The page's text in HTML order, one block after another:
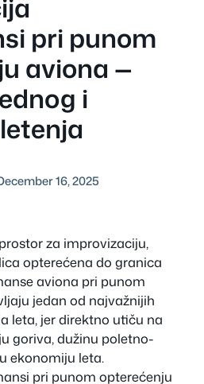
pri punom
aviona —
i
16, 2025
za improvizaciju,
opterećena do granica
aviona pri punom
jedan od najvažnijih
leta, jer direktno utiču na
goriva, dužinu poletno-
ekonomiju leta.
pri punom opterećenju